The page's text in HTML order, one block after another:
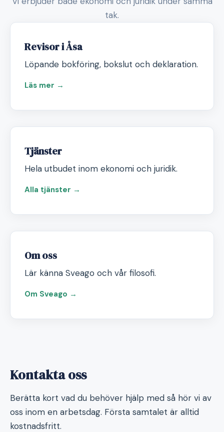
tak.
Revisor i Åsa
Löpande bokföring, bokslut och deklaration.
Läs mer →
Tjänster
Hela utbudet inom ekonomi och juridik.
Alla tjänster →
Om oss
Lär känna Sveago och vår filosofi.
Om Sveago →
Kontakta oss
Berätta kort vad du behöver hjälp med så hör vi av
oss inom en arbetsdag. Första samtalet är alltid
kostnadsfritt.